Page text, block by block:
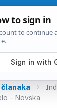
gradit
–
›
– Novska